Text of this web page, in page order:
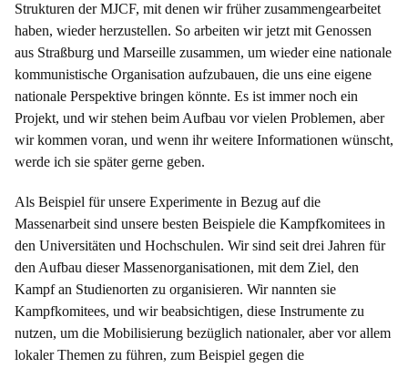
Strukturen der MJCF, mit denen wir früher zusammengearbeitet
haben, wieder herzustellen. So arbeiten wir jetzt mit Genossen
aus Straßburg und Marseille zusammen, um wieder eine nationale
kommunistische Organisation aufzubauen, die uns eine eigene
nationale Perspektive bringen könnte. Es ist immer noch ein
Projekt, und wir stehen beim Aufbau vor vielen Problemen, aber
wir kommen voran, und wenn ihr weitere Informationen wünscht,
werde ich sie später gerne geben.
Als Beispiel für unsere Experimente in Bezug auf die
Massenarbeit sind unsere besten Beispiele die Kampfkomitees in
den Universitäten und Hochschulen. Wir sind seit drei Jahren für
den Aufbau dieser Massenorganisationen, mit dem Ziel, den
Kampf an Studienorten zu organisieren. Wir nannten sie
Kampfkomitees, und wir beabsichtigen, diese Instrumente zu
nutzen, um die Mobilisierung bezüglich nationaler, aber vor allem
lokaler Themen zu führen, zum Beispiel gegen die